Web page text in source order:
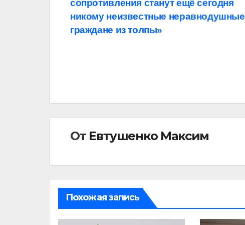
по
записям
сопротивления станут ещё сегодня
никому неизвестные неравнодушные
граждане из толпы»
От Евтушенко Максим
Похожая запись